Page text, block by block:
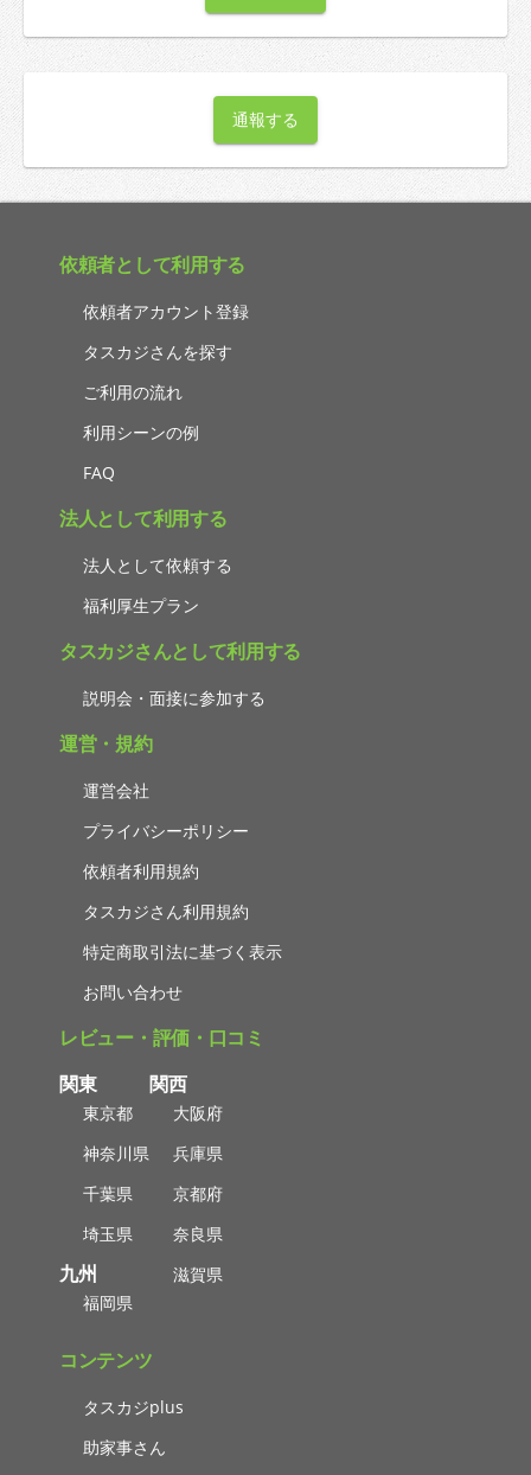
通報する
依頼者として利用する
依頼者アカウント登録
タスカジさんを探す
ご利用の流れ
利用シーンの例
FAQ
法人として利用する
法人として依頼する
福利厚生プラン
タスカジさんとして利用する
説明会・面接に参加する
運営・規約
運営会社
プライバシーポリシー
依頼者利用規約
タスカジさん利用規約
特定商取引法に基づく表示
お問い合わせ
レビュー・評価・口コミ
関東
東京都
神奈川県
千葉県
埼玉県
九州
福岡県
関西
大阪府
兵庫県
京都府
奈良県
滋賀県
コンテンツ
タスカジplus
助家事さん